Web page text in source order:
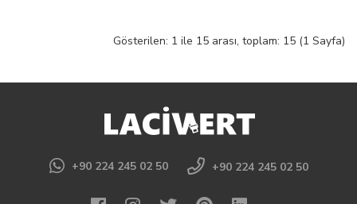
Gösterilen: 1 ile 15 arası, toplam: 15 (1 Sayfa)
+90 224 245 02 50 +90 224 245 02 50